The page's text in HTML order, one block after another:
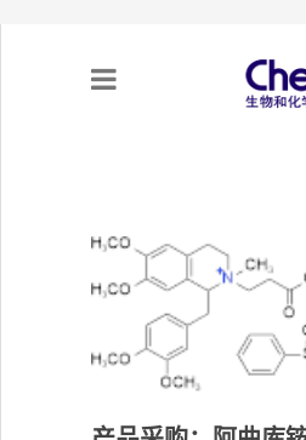
项目合作